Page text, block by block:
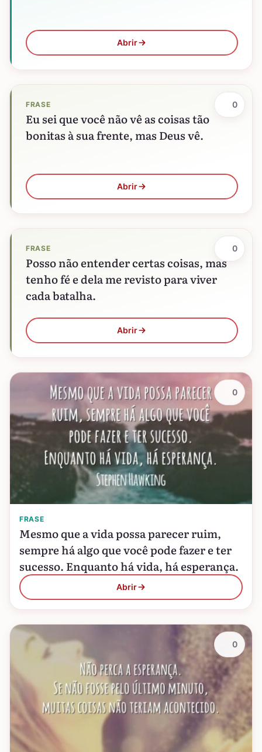
Abrir
FRASE
Eu sei que você não vê as coisas tão
bonitas à sua frente, mas Deus vê.
Abrir
0
FRASE
Posso não entender certas coisas, mas
tenho fé e dela me revisto para viver
cada batalha.
Abrir
0
FRASE
Mesmo que a vida possa parecer ruim,
sempre há algo que você pode fazer e ter
sucesso. Enquanto há vida, há esperança.
Abrir
0
0